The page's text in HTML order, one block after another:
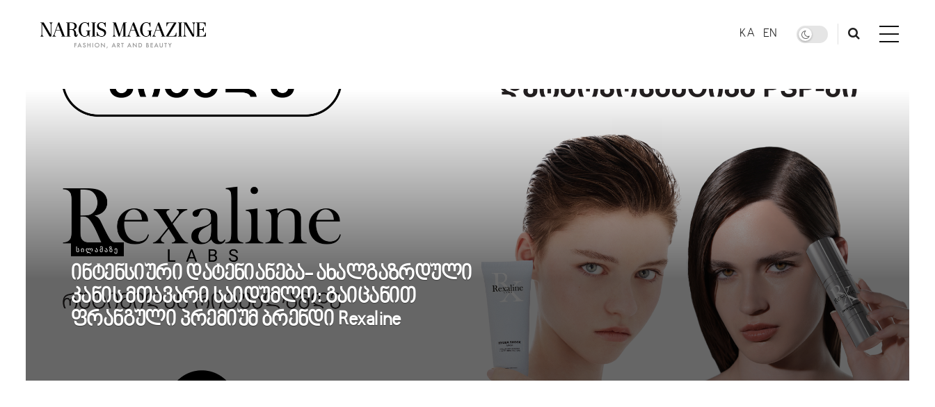
KA EN
ᲡᲘᲚᲐᲛᲐᲖᲔ
ინტენსიური დატენიანება- ახალგაზრდული
კანის მთავარი საიდუმლო: გაიცანით
ფრანგული პრემიუმ ბრენდი Rexaline